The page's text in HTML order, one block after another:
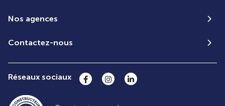
Nos agences
Contactez-nous
Réseaux sociaux